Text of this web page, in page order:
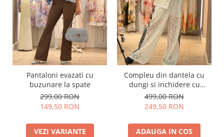
Pantaloni evazati cu
buzunare la spate
299,00 RON
149,50 RON
VEZI VARIANTE
Compleu din dantela cu
dungi si inchidere cu
fermoar
499,00 RON
249,50 RON
ADAUGA IN COS